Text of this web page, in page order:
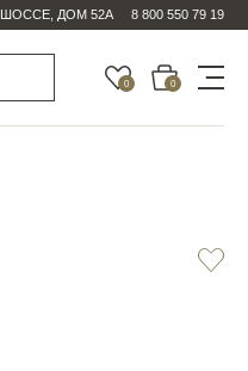
ШОССЕ, ДОМ 52А 8 800 550 79 19
0 0